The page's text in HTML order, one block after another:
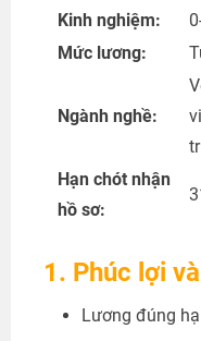
Kinh nghiệm:
Mức lương:
Ngành nghề:
Hạn chót nhận
hồ sơ:
1. Phúc lợi
Lương đúng